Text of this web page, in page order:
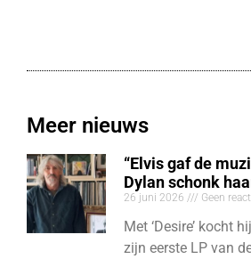
Meer nieuws
“Elvis gaf de
Dylan schonk
26 juni 2026 Geen
Met ‘Desire’ kocht
zijn eerste LP van